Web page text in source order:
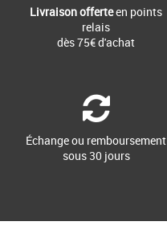
Livraison offerteen points
relais
dès 75€ d'achat
Échange ou remboursement
sous 30 jours